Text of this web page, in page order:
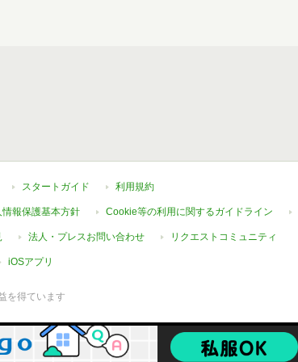
スタートガイド 利用規約
情報保護基本方針 Cookie等の利用に関するガイドライン
法人・プレスお問い合わせ リクエストコミュニティ
iOSアプリ
を得ています